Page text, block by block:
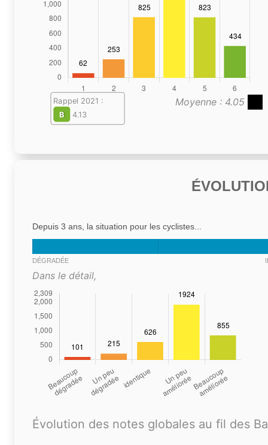
Moyenne : 4.05
Rappel 2021 :
B
4.13
Depuis 3 ans, la situation pour les cyclistes...
DÉGRADÉE
Dans le détail,
Évolution des notes globales au fil des